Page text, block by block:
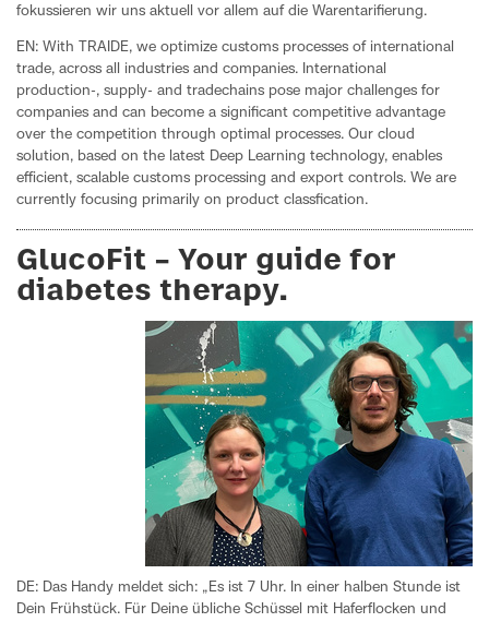
fokussieren wir uns aktuell vor allem auf die Warentarifierung.
EN: With TRAIDE, we optimize customs processes of international
trade, across all industries and companies. International
production-, supply- and tradechains pose major challenges for
companies and can become a significant competitive advantage
over the competition through optimal processes. Our cloud
solution, based on the latest Deep Learning technology, enables
efficient, scalable customs processing and export controls. We are
currently focusing primarily on product classfication.
GlucoFit – Your guide for
diabetes therapy.
DE: Das Handy meldet sich: „Es ist 7 Uhr. In einer halben Stunde ist
Dein Frühstück. Für Deine übliche Schüssel mit Haferflocken und